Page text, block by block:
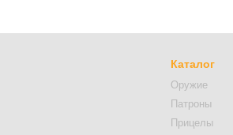
Каталог
Оружие
Патроны
Прицелы